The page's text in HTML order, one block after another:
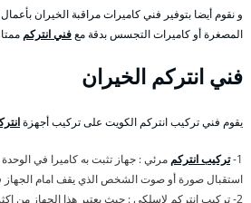
و نقوم أيضا بتوفير فني كاميرات مراقبة الخيران
المصغرة أو كاميرات التجسس بدقة معفني انتركم
فني انتركم الخيران
يقوم فني تركيب انتركم الكويت على تركيب أجهزة
1- تركيب انتركم مرئي : جهاز تثبت به كاميرا في
استقبال صورة أو صوت الشخص الذي يقف امام الجهاز
2- تركيب انتركم لاسلكي : حيث يعتبر هذا الجهاز من